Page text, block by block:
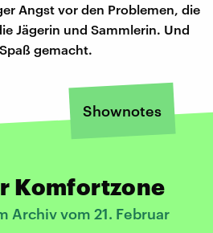
Angst vor den Problemen, die
Jägerin und Sammlerin. Und
gemacht.
Shownotes
Komfortzone
Archiv vom 21. Februar